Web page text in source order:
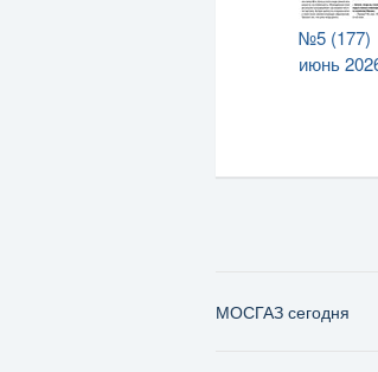
№5 (177)
июнь
МОСГАЗ сегодня